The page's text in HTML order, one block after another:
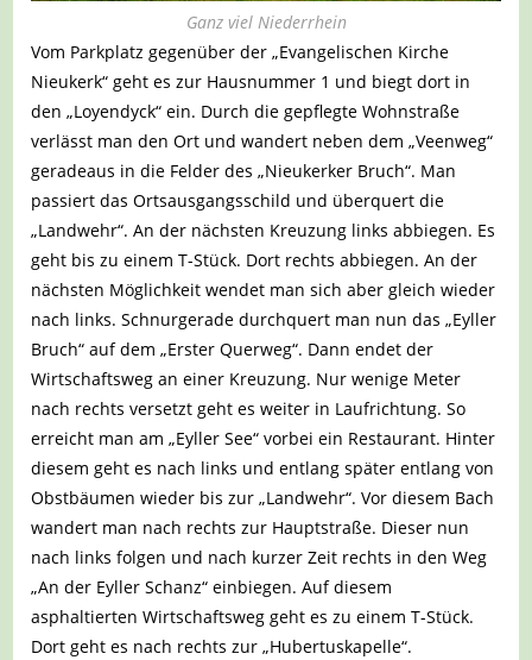
Ganz viel Niederrhein
Vom Parkplatz gegenüber der „Evangelischen Kirche
Nieukerk“ geht es zur Hausnummer 1 und biegt dort in
den „Loyendyck“ ein. Durch die gepflegte Wohnstraße
verlässt man den Ort und wandert neben dem „Veenweg“
geradeaus in die Felder des „Nieukerker Bruch“. Man
passiert das Ortsausgangsschild und überquert die
„Landwehr“. An der nächsten Kreuzung links abbiegen. Es
geht bis zu einem T-Stück. Dort rechts abbiegen. An der
nächsten Möglichkeit wendet man sich aber gleich wieder
nach links. Schnurgerade durchquert man nun das „Eyller
Bruch“ auf dem „Erster Querweg“. Dann endet der
Wirtschaftsweg an einer Kreuzung. Nur wenige Meter
nach rechts versetzt geht es weiter in Laufrichtung. So
erreicht man am „Eyller See“ vorbei ein Restaurant. Hinter
diesem geht es nach links und entlang später entlang von
Obstbäumen wieder bis zur „Landwehr“. Vor diesem Bach
wandert man nach rechts zur Hauptstraße. Dieser nun
nach links folgen und nach kurzer Zeit rechts in den Weg
„An der Eyller Schanz“ einbiegen. Auf diesem
asphaltierten Wirtschaftsweg geht es zu einem T-Stück.
Dort geht es nach rechts zur „Hubertuskapelle“.